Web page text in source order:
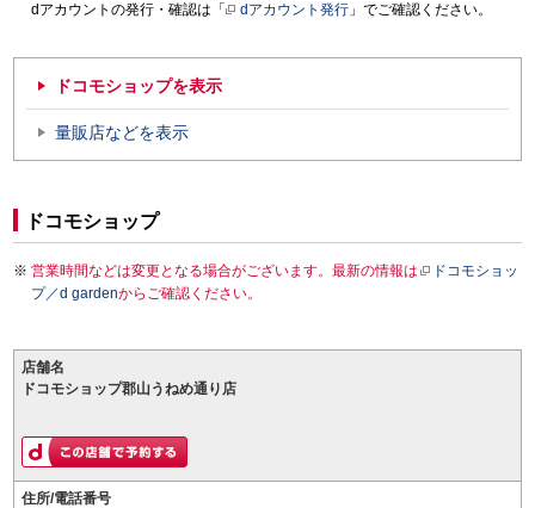
dアカウントの発行・確認は「
dアカウント発行 」でご確認ください。
ドコモショップを表示
量販店などを表示
ドコモショップ
営業時間などは変更となる場合がございます。最新の情報は
ドコモショッ
プ／d gardenからご確認ください。
店舗名
ドコモショップ郡山うねめ通り店
住所/電話番号